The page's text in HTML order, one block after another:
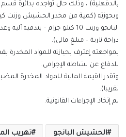
بالدقهلية) ، وذلك حال تواجده بدائرة
وبحوزته (كمية من مخدر الحشيش وزنت
البانجو وزنت 10 كيلو جرام –
دراجة نارية – مبلغ مالى).
بمواجهته إعترف بحيازته للمواد المخدرة
للدفاع عن نشاطه الإجرامى.
تقريبا).
تم إتخاذ الإجراءات القانونية.
الحشيش البانجو تهريب